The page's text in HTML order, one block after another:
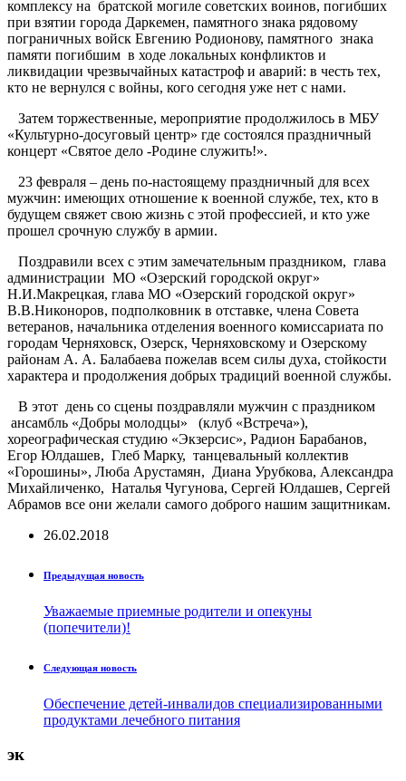
комплексу на братской могиле советских воинов, погибших
при взятии города Даркемен, памятного знака рядовому
пограничных войск Евгению Родионову, памятного знака
памяти погибшим в ходе локальных конфликтов и
ликвидации чрезвычайных катастроф и аварий: в честь тех,
кто не вернулся с войны, кого сегодня уже нет с нами.
Затем торжественные, мероприятие продолжилось в МБУ
«Культурно-досуговый центр» где состоялся праздничный
концерт «Святое дело -Родине служить!».
23 февраля – день по-настоящему праздничный для всех
мужчин: имеющих отношение к военной службе, тех, кто в
будущем свяжет свою жизнь с этой профессией, и кто уже
прошел срочную службу в армии.
Поздравили всех с этим замечательным праздником, глава
администрации МО «Озерский городской округ»
Н.И.Макрецкая, глава МО «Озерский городской округ»
В.В.Никоноров, подполковник в отставке, члена Совета
ветеранов, начальника отделения военного комиссариата по
городам Черняховск, Озерск, Черняховскому и Озерскому
районам А. А. Балабаева пожелав всем силы духа, стойкости
характера и продолжения добрых традиций военной службы.
В этот день со сцены поздравляли мужчин с праздником
ансамбль «Добры молодцы» (клуб «Встреча»),
хореографическая студию «Экзерсис», Радион Барабанов,
Егор Юлдашев, Глеб Марку, танцевальный коллектив
«Горошины», Люба Арустамян, Диана Урубкова, Александра
Михайличенко, Наталья Чугунова, Сергей Юлдашев, Сергей
Абрамов все они желали самого доброго нашим защитникам.
26.02.2018
Предыдущая новость
Уважаемые приемные родители и опекуны
(попечители)!
Следующая новость
Обеспечение детей-инвалидов специализированными
продуктами лечебного питания
эк